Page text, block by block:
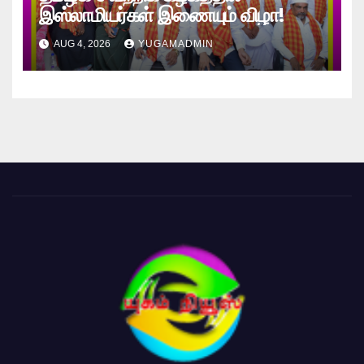
இஸ்லாமியர்கள் இணையும் விழா!
AUG 4, 2026 YUGAMADMIN